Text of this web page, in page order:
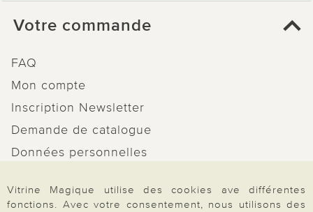
Votre commande
FAQ
Mon compte
Inscription Newsletter
Demande de catalogue
Données personnelles
Rétractation
Vitrine Magique utilise des cookies ave différentes
fonctions. Avec votre consentement, nous utilisons des